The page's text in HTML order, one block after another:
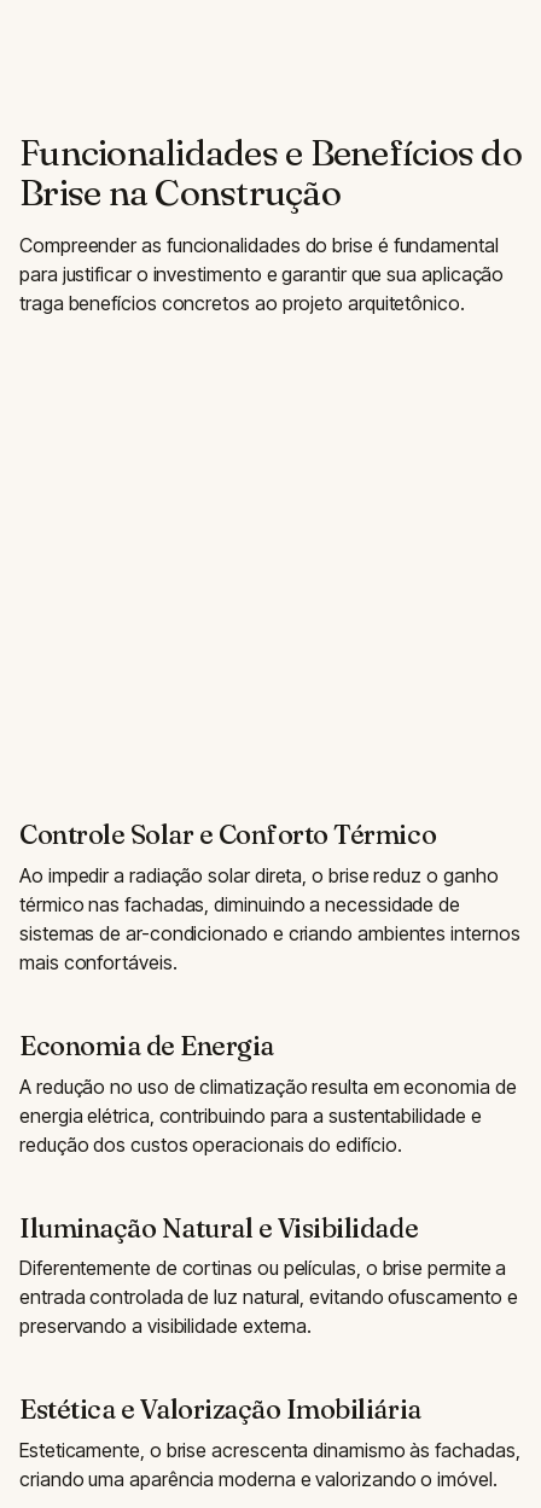
Funcionalidades e Benefícios do
Brise na Construção
Compreender as funcionalidades do brise é fundamental
para justificar o investimento e garantir que sua aplicação
traga benefícios concretos ao projeto arquitetônico.
Controle Solar e Conforto Térmico
Ao impedir a radiação solar direta, o brise reduz o ganho
térmico nas fachadas, diminuindo a necessidade de
sistemas de ar-condicionado e criando ambientes internos
mais confortáveis.
Economia de Energia
A redução no uso de climatização resulta em economia de
energia elétrica, contribuindo para a sustentabilidade e
redução dos custos operacionais do edifício.
Iluminação Natural e Visibilidade
Diferentemente de cortinas ou películas, o brise permite a
entrada controlada de luz natural, evitando ofuscamento e
preservando a visibilidade externa.
Estética e Valorização Imobiliária
Esteticamente, o brise acrescenta dinamismo às fachadas,
criando uma aparência moderna e valorizando o imóvel.